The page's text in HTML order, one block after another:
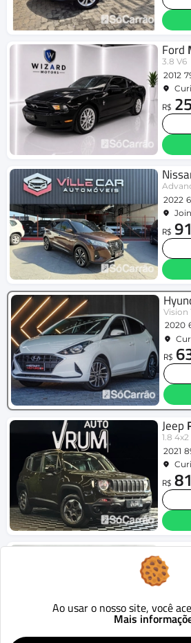
Ford
3.8 V6
2012
R$
2022
R$
Vision
2020
R$
Jeep
1.8
2021
R$
2.5 TCI
2016
R$
Ao usar o nosso site, você
Mais